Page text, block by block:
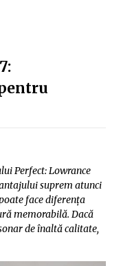
Perfect: Lowrance
suprem atunci
face diferența
memorabilă. Dacă
de înaltă calitate,